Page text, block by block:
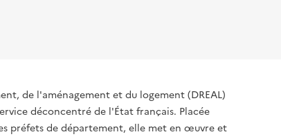
de l'aménagement et du logement (DREAL)
déconcentré de l'État français. Placée
préfets de département, elle met en œuvre et